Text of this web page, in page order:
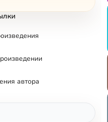
автора